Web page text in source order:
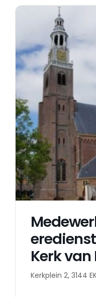
Kerk
Kerkplein 2, 3144